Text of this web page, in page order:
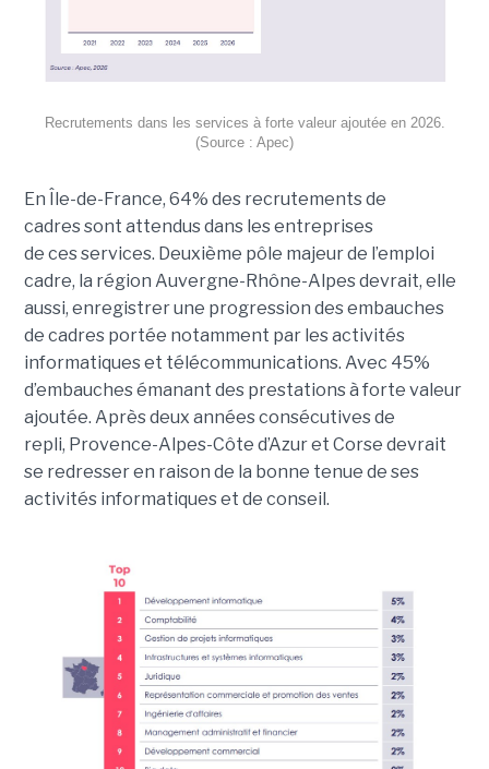
Recrutements dans les services à forte valeur ajoutée en 2026.
(Source : Apec)
En Île-de-France, 64% des recrutements de
cadres sont attendus dans les entreprises
de ces services. Deuxième pôle majeur de l’emploi
cadre, la région Auvergne-Rhône-Alpes devrait, elle
aussi, enregistrer une progression des embauches
de cadres portée notamment par les activités
informatiques et télécommunications. Avec 45%
d’embauches émanant des prestations à forte valeur
ajoutée. Après deux années consécutives de
repli, Provence-Alpes-Côte d’Azur et Corse devrait
se redresser en raison de la bonne tenue de ses
activités informatiques et de conseil.